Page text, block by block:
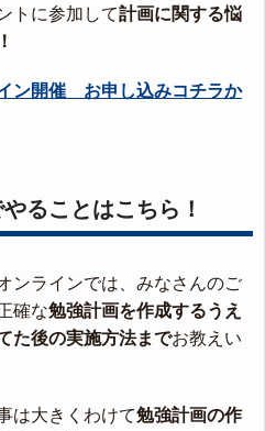
トに参加して計画に関する悩
ン開催 お申し込みコチラか
ることはこちら！
ンラインでは、みなさんのご
確な勉強計画を作成するうえ
た後の実施方法までお教えい
は大きくわけて勉強計画の作